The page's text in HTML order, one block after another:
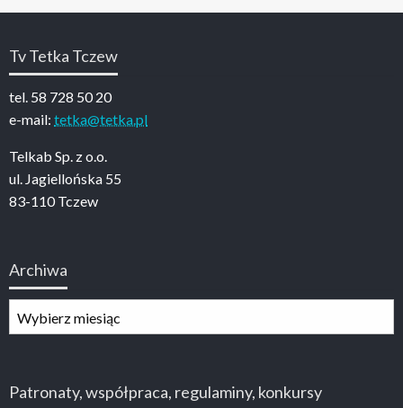
Tv Tetka Tczew
tel. 58 728 50 20
e-mail: tetka@tetka.pl
Telkab Sp. z o.o.
ul. Jagiellońska 55
83-110 Tczew
Archiwa
Patronaty, współpraca, regulaminy, konkursy